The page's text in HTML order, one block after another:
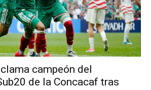
campeón del
de la Concacaf tras